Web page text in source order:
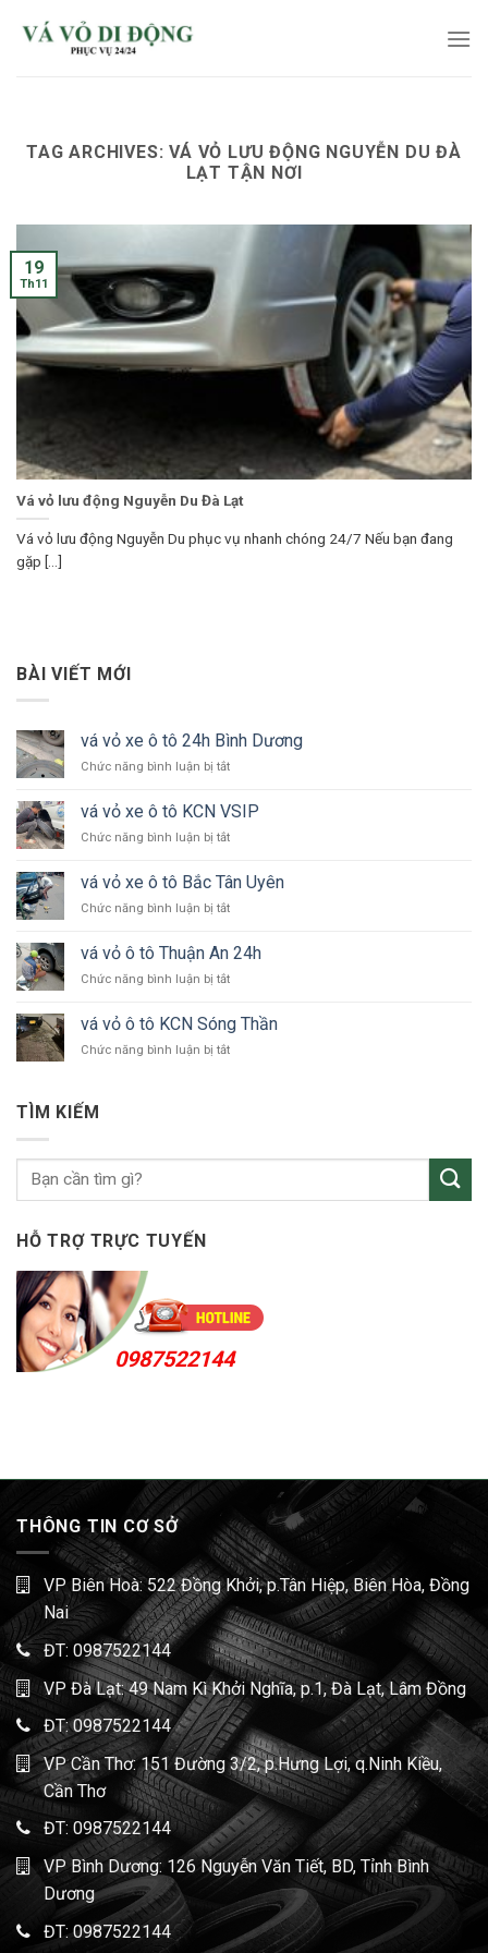
TAG ARCHIVES:VÁ VỎ LƯU ĐỘNG NGUYỄN DU ĐÀ
LẠT TẬN NƠI
Vá vỏ lưu động Nguyễn Du Đà Lạt
Vá vỏ lưu động Nguyễn Du phục vụ nhanh chóng 24/7 Nếu bạn đang
gặp [...]
19
Th11
BÀI VIẾT MỚI
vá vỏ xe ô tô 24h Bình Dương
Chức năng bình luận bị tắtở
vỏ
xe
ô
24h
Dương
vá vỏ xe ô tô KCN VSIP
Chức năng bình luận bị tắtở
vỏ
xe
ô
KCN
vá vỏ xe ô tô Bắc Tân Uyên
Chức năng bình luận bị tắtở
vỏ
xe
ô
Bắc
Tân
Uyên
vá vỏ ô tô Thuận An 24h
Chức năng bình luận bị tắtở
ô
tô
vá vỏ ô tô KCN Sóng Thần
Chức năng bình luận bị tắtở
Sóng
TÌM KIẾM
HỖ TRỢ TRỰC TUYẾN
0987522144
THÔNG TIN CƠ SỞ
VP Biên Hoà: 522 Đồng Khởi, p.Tân Hiệp, Biên Hòa, Đồng
Nai
ĐT: 0987522144
VP Đà Lạt: 49 Nam Kì Khởi Nghĩa, p.1, Đà Lạt, Lâm Đồng
ĐT:0987522144
VP Cần Thơ: 151 Đường 3/2, p.Hưng Lợi, q.Ninh Kiều,
Cần Thơ
ĐT: 0987522144
VP Bình Dương: 126 Nguyễn Văn Tiết, BD, Tỉnh Bình
Dương
ĐT: 0987522144